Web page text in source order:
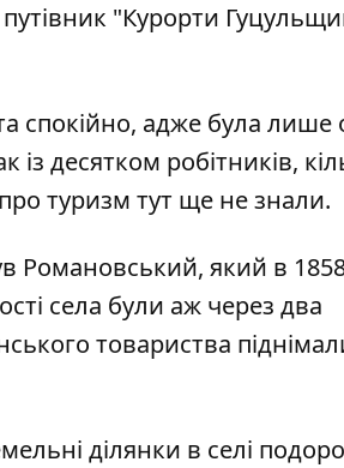
"Курорти
спокійно, адже була лише
десятком робітників,
туризм тут ще не знали.
Романовський, який в
села були аж через два
товариства
ділянки в селі